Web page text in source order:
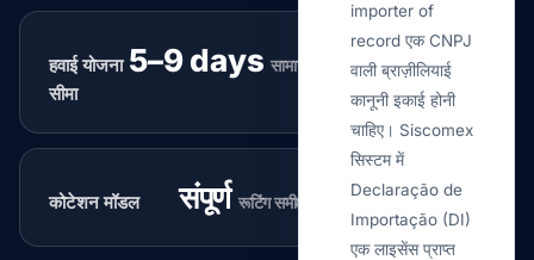
हवाई योजना
सीमा
5–9 daysसामान्य
कोटेशन मॉडल संपूर्ण रूटिंग समीक्षा
importer of
record एक CNPJ
वाली ब्राज़ीलियाई
कानूनी इकाई होनी
चाहिए। Siscomex
सिस्टम में
Declaração de
Importação (DI)
एक लाइसेंस प्राप्त